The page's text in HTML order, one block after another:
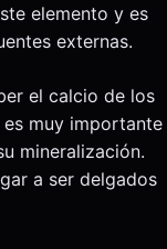
elemento y es
externas.
el calcio de los
muy importante
mineralización.
a ser delgados